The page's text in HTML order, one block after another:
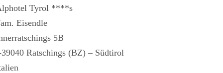
Tyrol ****s
Eisendle
5B
Ratschings (BZ) – Südtirol